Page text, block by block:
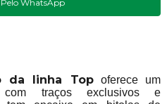
WhatsApp
da linha Topoferece um
com traços exclusivos e